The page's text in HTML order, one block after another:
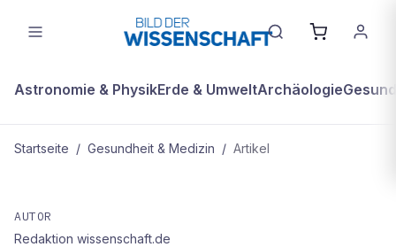
Astronomie & PhysikErde & UmweltArchäologie
Startseite / Gesundheit & Medizin / Artikel
Im grünen Genlabor
AUTOR
Redaktion wissenschaft.de